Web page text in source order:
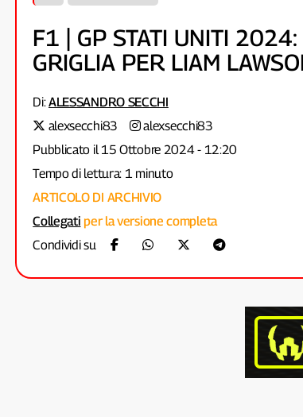
F1 | GP STATI UNITI 2024:
GRIGLIA PER LIAM
Di:ALESSANDRO SECCHI
alexsecchi83
alexsecchi83
Pubblicato il 15 Ottobre 2024 - 12:20
Tempo di lettura: 1 minuto
ARTICOLO DI ARCHIVIO
Collegati per la versione completa
Condividi su